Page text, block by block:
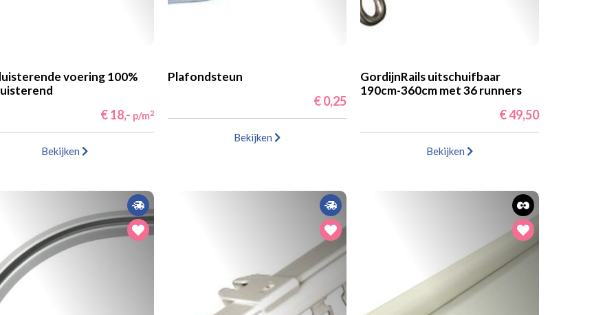
voering 100%
€ 18,- p/m2
Bekijken
Plafondsteun
€ 0,25
Bekijken
GordijnRails uitschuifbaar
190cm-360cm met 36 runners
€ 49,50
Bekijken